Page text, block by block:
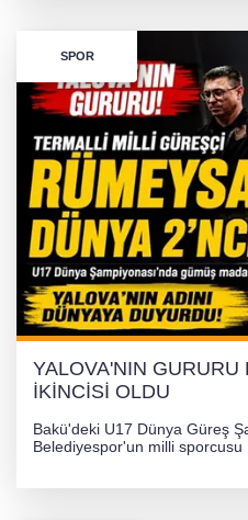
SPOR
YALOVA'NIN GURURU
İKİNCİSİ OLDU
Bakü'deki U17 Dünya Güreş
Belediyespor'un milli sporcusu